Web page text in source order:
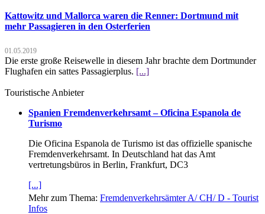
Kattowitz und Mallorca waren die Renner: Dortmund mit
mehr Passagieren in den Osterferien
01.05.2019
Die erste große Reisewelle in diesem Jahr brachte dem Dortmunder
Flughafen ein sattes Passagierplus. [...]
Touristische Anbieter
Spanien Fremdenverkehrsamt – Oficina Espanola de
Turismo
Die Oficina Espanola de Turismo ist das offizielle spanische
Fremdenverkehrsamt. In Deutschland hat das Amt
vertretungsbüros in Berlin, Frankfurt, DC3
[...]
Mehr zum Thema: Fremdenverkehrsämter A/ CH/ D - Tourist
Infos